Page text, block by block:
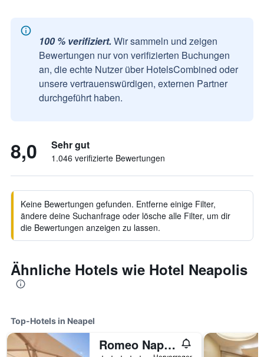
100 % verifiziert. Wir sammeln und zeigen
Bewertungen nur von verifizierten Buchungen
an, die echte Nutzer über HotelsCombined oder
unsere vertrauenswürdigen, externen Partner
durchgeführt haben.
8,0 Sehr gut
1.046 verifizierte Bewertungen
Keine Bewertungen gefunden. Entferne einige Filter,
ändere deine Suchanfrage oder lösche alle Filter, um dir
die Bewertungen anzeigen zu lassen.
Ähnliche Hotels wie Hotel Neapolis
Top-Hotels in Neapel
Romeo Napoli